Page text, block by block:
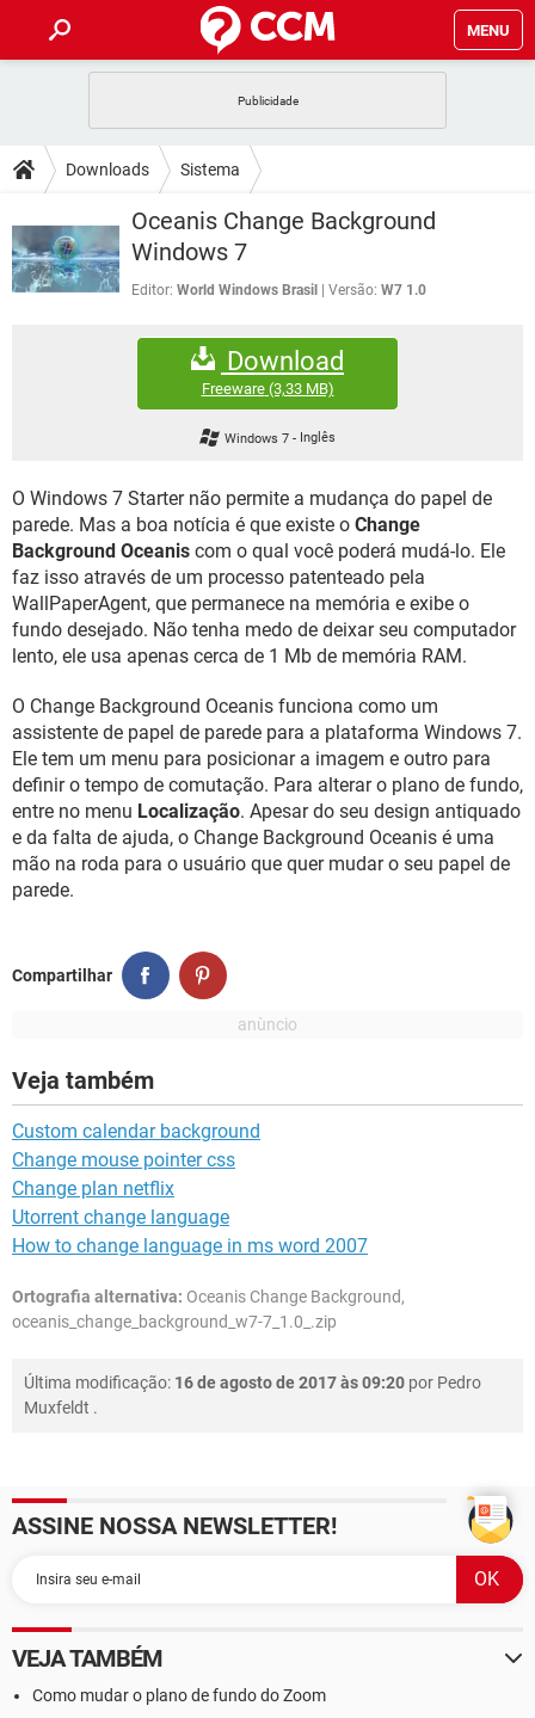
MENU
CELULAR
EXCEL
INSTAGRAM
GUIA DE COMPRAS
DICAS
JOGOS
CELULAR FACEBOOK
OUTLOOK
JOGOS
FACEBOOK
EXCEL
GMAIL
FÓRUM
FACEBOOK
EXCEL
GMAIL
WHATSAPP
INSTAGRAM GMAIL
GUIA DE COMPRAS
Downloads Sistema
Oceanis Change Background
Windows 7
Editor: World Windows Brasil Versão: W7 1.0
Download
Freeware(3,33 MB)
Windows 7 - Inglês
O Windows 7 Starter não permite a mudança do papel de
parede. Mas a boa notícia é que existe o Change
Background Oceanis com o qual você poderá mudá-lo. Ele
faz isso através de um processo patenteado pela
WallPaperAgent, que permanece na memória e exibe o
fundo desejado. Não tenha medo de deixar seu computador
lento, ele usa apenas cerca de 1 Mb de memória RAM.
O Change Background Oceanis funciona como um
assistente de papel de parede para a plataforma Windows 7.
Ele tem um menu para posicionar a imagem e outro para
definir o tempo de comutação. Para alterar o plano de fundo,
entre no menu Localização. Apesar do seu design antiquado
e da falta de ajuda, o Change Background Oceanis é uma
mão na roda para o usuário que quer mudar o seu papel de
parede.
Compartilhar
Veja também
Custom calendar background
Change mouse pointer css
Change plan netflix
Utorrent change language
How to change language in ms word 2007
Ortografia alternativa: Oceanis Change Background,
oceanis_change_background_w7-7_1.0_.zip
Última modificação: 16 de agosto de 2017 às 09:20 por Pedro
Muxfeldt .
ASSINE NOSSA NEWSLETTER!
VEJA TAMBÉM
Como mudar o plano de fundo do Zoom